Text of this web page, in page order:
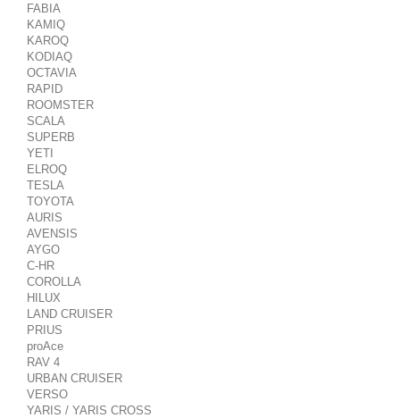
FABIA
KAMIQ
KAROQ
KODIAQ
OCTAVIA
RAPID
ROOMSTER
SCALA
SUPERB
YETI
ELROQ
TESLA
TOYOTA
AURIS
AVENSIS
AYGO
C-HR
COROLLA
HILUX
LAND CRUISER
PRIUS
proAce
RAV 4
URBAN CRUISER
VERSO
YARIS / YARIS CROSS